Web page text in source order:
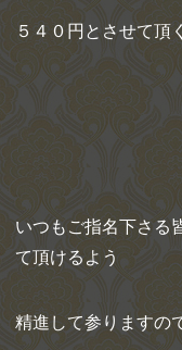
５４０円とさせて頂
いつもご指名下さる
て頂けるよう
精進して参りますの